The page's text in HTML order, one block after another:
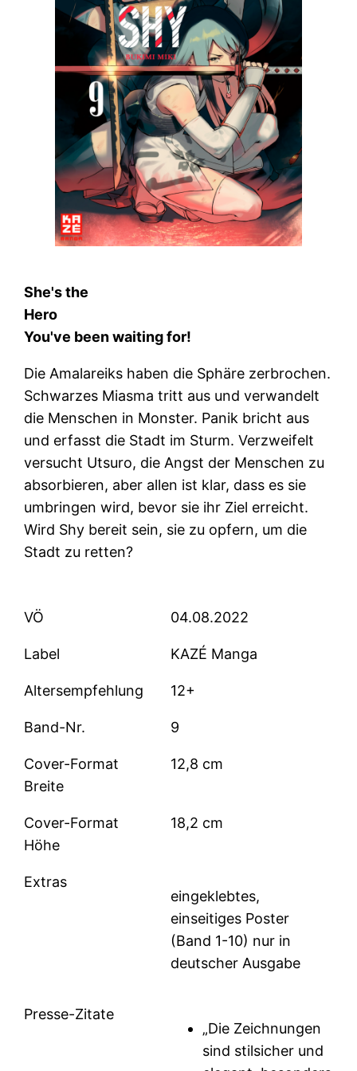
She's the
Hero
You've been waiting for!
Die Amalareiks haben die Sphäre zerbrochen.
Schwarzes Miasma tritt aus und verwandelt
die Menschen in Monster. Panik bricht aus
und erfasst die Stadt im Sturm. Verzweifelt
versucht Utsuro, die Angst der Menschen zu
absorbieren, aber allen ist klar, dass es sie
umbringen wird, bevor sie ihr Ziel erreicht.
Wird Shy bereit sein, sie zu opfern, um die
Stadt zu retten?
VÖ 04.08.2022
Label KAZÉ Manga
Altersempfehlung 12+
Band-Nr. 9
Cover-Format
Breite
12,8 cm
Cover-Format
Höhe
18,2 cm
Extras
eingeklebtes,
einseitiges Poster
(Band 1-10) nur in
deutscher Ausgabe
Presse-Zitate
„Die Zeichnungen
sind stilsicher und